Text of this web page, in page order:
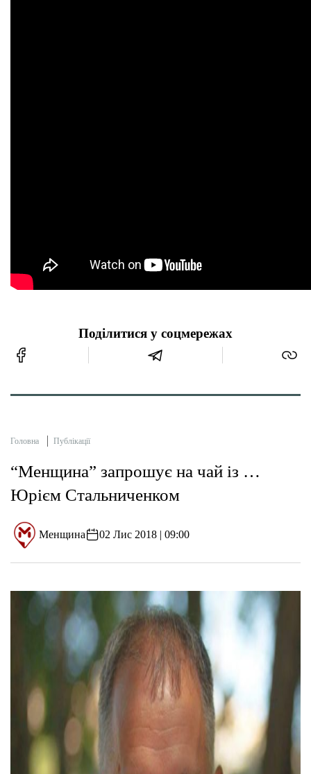
Поділитися у соцмережах
Головна Публікації
“Менщина” запрошує на чай із …
Юрієм Стальниченком
Менщина 02 Лис 2018 | 09:00